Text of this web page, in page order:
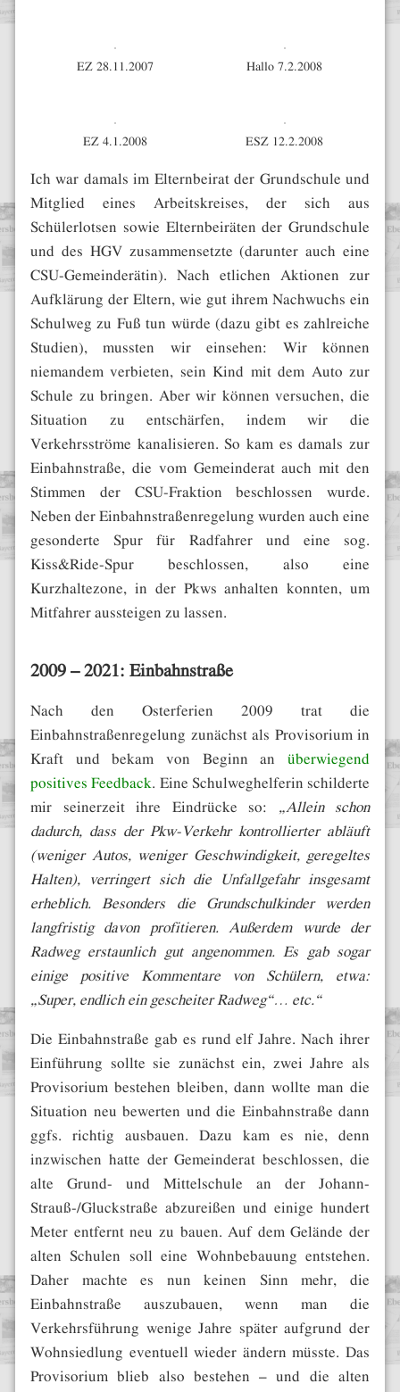
EZ 28.11.2007 Hallo 7.2.2008
EZ 4.1.2008 ESZ 12.2.2008
Ich war damals im Elternbeirat der Grundschule und
Mitglied eines Arbeitskreises, der sich aus
Schülerlotsen sowie Elternbeiräten der Grundschule
und des HGV zusammensetzte (darunter auch eine
CSU-Gemeinderätin). Nach etlichen Aktionen zur
Aufklärung der Eltern, wie gut ihrem Nachwuchs ein
Schulweg zu Fuß tun würde (dazu gibt es zahlreiche
Studien), mussten wir einsehen: Wir können
niemandem verbieten, sein Kind mit dem Auto zur
Schule zu bringen. Aber wir können versuchen, die
Situation zu entschärfen, indem wir die
Verkehrsströme kanalisieren. So kam es damals zur
Einbahnstraße, die vom Gemeinderat auch mit den
Stimmen der CSU-Fraktion beschlossen wurde.
Neben der Einbahnstraßenregelung wurden auch eine
gesonderte Spur für Radfahrer und eine sog.
Kiss&Ride-Spur beschlossen, also eine
Kurzhaltezone, in der Pkws anhalten konnten, um
Mitfahrer aussteigen zu lassen.
2009 – 2021: Einbahnstraße
Nach den Osterferien 2009 trat die
Einbahnstraßenregelung zunächst als Provisorium in
Kraft und bekam von Beginn an überwiegend
positives Feedback . Eine Schulweghelferin schilderte
mir seinerzeit ihre Eindrücke so:
„Allein schon
dadurch, dass der Pkw-Verkehr kontrollierter abläuft
(weniger Autos, weniger Geschwindigkeit, geregeltes
Halten), verringert sich die Unfallgefahr insgesamt
erheblich. Besonders die Grundschulkinder werden
langfristig davon profitieren. Außerdem wurde der
Radweg erstaunlich gut angenommen. Es gab sogar
einige positive Kommentare von Schülern, etwa:
„Super, endlich ein gescheiter Radweg“… etc.“
Die Einbahnstraße gab es rund elf Jahre. Nach ihrer
Einführung sollte sie zunächst ein, zwei Jahre als
Provisorium bestehen bleiben, dann wollte man die
Situation neu bewerten und die Einbahnstraße dann
ggfs. richtig ausbauen. Dazu kam es nie, denn
inzwischen hatte der Gemeinderat beschlossen, die
alte Grund- und Mittelschule an der Johann-
Strauß-/Gluckstraße abzureißen und einige hundert
Meter entfernt neu zu bauen. Auf dem Gelände der
alten Schulen soll eine Wohnbebauung entstehen.
Daher machte es nun keinen Sinn mehr, die
Einbahnstraße auszubauen, wenn man die
Verkehrsführung wenige Jahre später aufgrund der
Wohnsiedlung eventuell wieder ändern müsste. Das
Provisorium blieb also bestehen – und die alten